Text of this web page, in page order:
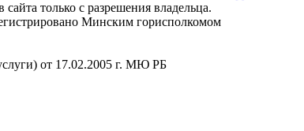
только с разрешения владельца.
Минским горисполкомом
от 17.02.2005 г. МЮ РБ